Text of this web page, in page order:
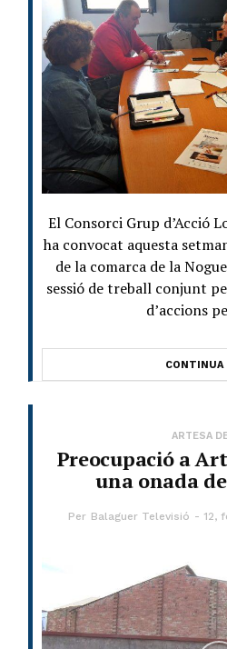
El Consorci Grup d’Acció
ha convocat aquesta
de la comarca de la
sessió de treball conjunt
d’accions
CONTINUA
ARTESA
Preocupació a
una onada
Per Balaguer Televisió 12,